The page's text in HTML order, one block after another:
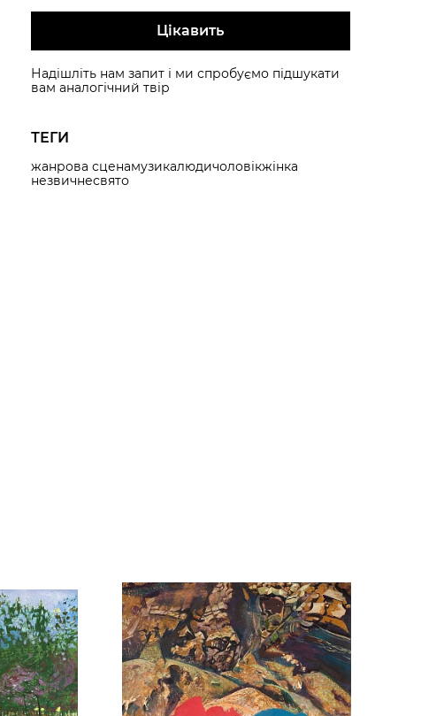
Цікавить
Надішліть нам запит і ми спробуємо підшукати
вам аналогічний твір
ТЕГИ
жанрова сценамузикалюдичоловікжінка
незвичнесвято